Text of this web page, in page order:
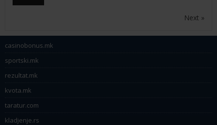
Next »
casinobonus.mk
sportski.mk
rezultat.mk
kvota.mk
taratur.com
kladjenje.rs